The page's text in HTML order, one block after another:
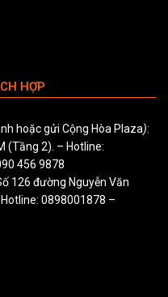
HỢP
hoặc gửi Cộng Hòa Plaza):
(Tầng 2). – Hotline:
456 9878
126 đường Nguyễn Văn
0898001878 –